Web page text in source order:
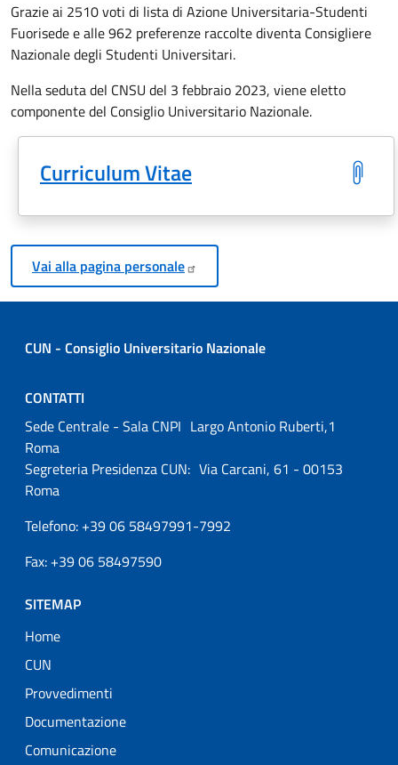
Grazie ai 2510 voti di lista di Azione Universitaria-Studenti
Fuorisede e alle 962 preferenze raccolte diventa Consigliere
Nazionale degli Studenti Universitari.
Nella seduta del CNSU del 3 febbraio 2023, viene eletto
componente del Consiglio Universitario Nazionale.
Curriculum Vitae
Vai alla pagina personale
CUN - Consiglio Universitario Nazionale
CONTATTI
Sede Centrale - Sala CNPI Largo Antonio Ruberti,1
Roma
Segreteria Presidenza CUN: Via Carcani, 61 - 00153
Roma
Telefono: +39 06 58497991-7992
Fax: +39 06 58497590
SITEMAP
Home
CUN
Provvedimenti
Documentazione
Comunicazione